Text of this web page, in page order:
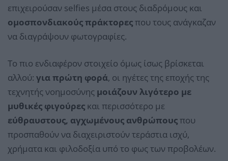
επιχειρούσαν selfies μέσα στους διαδρόμους και
ομοσπονδιακούς πράκτορεςπου τους ανάγκαζαν
να διαγράψουν φωτογραφίες.
Το πιο ενδιαφέρον στοιχείο όμως ίσως βρίσκεται
αλλού: για πρώτη φορά, οι ηγέτες της εποχής της
τεχνητής νοημοσύνης μοιάζουν λιγότερο με
μυθικές φιγούρες και περισσότερο με
εύθραυστους, αγχωμένους ανθρώπουςπου
προσπαθούν να διαχειριστούν τεράστια ισχύ,
χρήματα και φιλοδοξία υπό το φως των προβολέων.